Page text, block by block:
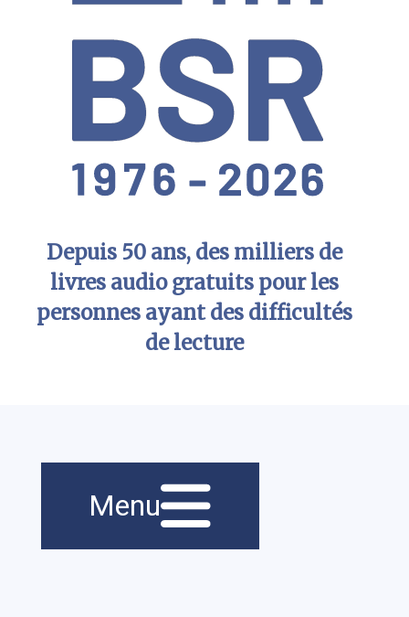
Depuis 50 ans, des milliers de
livres audio gratuits pour les
personnes ayant des difficultés
de lecture
principale
Menu